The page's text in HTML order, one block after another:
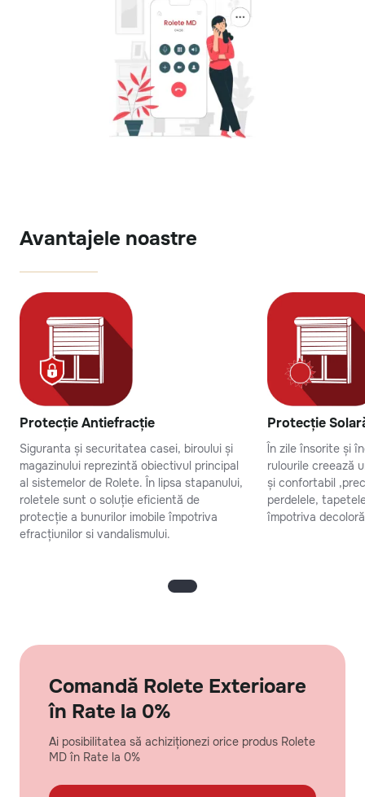
Avantajele noastre
Protecție Antiefracție
Siguranta și securitatea casei, biroului și
magazinului reprezintă obiectivul principal
al sistemelor de Rolete. În lipsa stapanului,
roletele sunt o soluție eficientă de
protecție a bunurilor imobile împotriva
efracțiunilor si vandalismului.
Protecție
În zile însorite și
rulourile creează
și confortabil
perdelele,
împotriva
Comandă Rolete Exterioare
în Rate la 0%
Ai posibilitatea să achiziționezi orice produs Rolete
MD în Rate la 0%